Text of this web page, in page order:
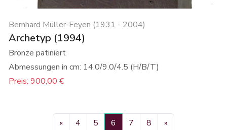
Bernhard Müller-Feyen (1931 - 2004)
Archetyp (1994)
Bronze patiniert
Abmessungen in cm: 14.0/9.0/4.5 (H/B/T)
Preis: 900,00 €
« 4 5 6 7 8 »